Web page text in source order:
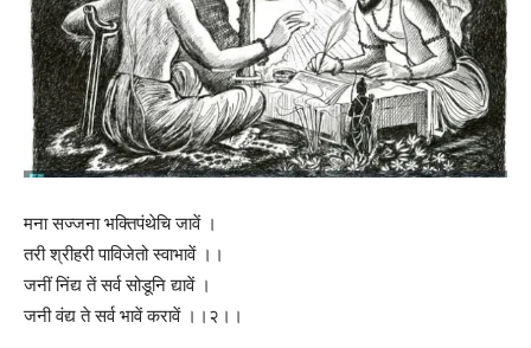
मना सज्जना भक्तिपंथेचि जावें ।
तरी श्रीहरी पाविजेतो स्वाभावें ।।
जनीं निंद्य तें सर्व सोडूनि द्यावें ।
जनी वंद्य ते सर्व भावें करावें ।।२।।